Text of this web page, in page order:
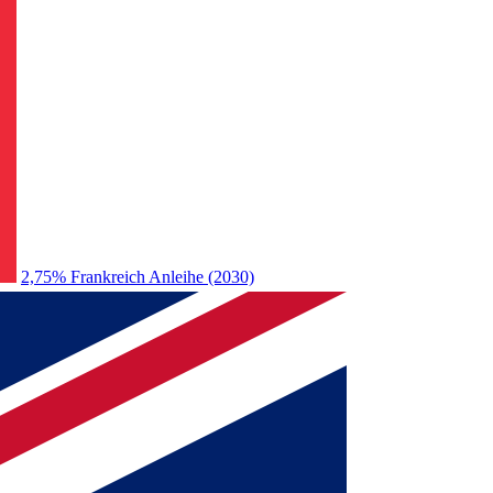
2,75% Frankreich Anleihe (2030)